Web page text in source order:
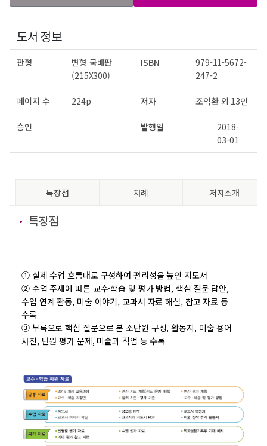
도서 정보
판형
변형 국배판
(215X300)
ISBN
979-11-5672-
247-2
페이지 수 224p 저자 조익환 외 13인
승인 발행일
2018-
03-01
특장점 차례 저자소개
특장점
① 실제 수업 흐름대로 구성하여 편리성을 높인 지도서
② 수업 주제에 따른 교수·학습 및 평가 방법, 핵심 질문 답안,
수업 연계 활동, 미술 이야기, 교과서 자료 해설, 참고 자료 등
수록
③ 부록으로 핵심 질문으로 본 소단원 구성, 활동지, 미술 용어
사전, 단원 평가 문제, 미술과 직업 등 수록